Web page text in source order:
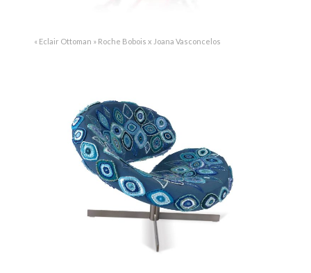
« Eclair Ottoman » Roche Bobois x Joana Vasconcelos